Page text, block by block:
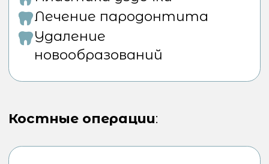
комфортное послеоперационное
сопровождение. В клинике
применяются:
Современное
Качественные
инструменты